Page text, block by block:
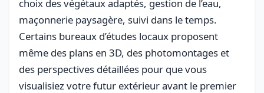
choix des végétaux adaptés, gestion de l’eau,
maçonnerie paysagère, suivi dans le temps.
Certains bureaux d’études locaux proposent
même des plans en 3D, des photomontages et
des perspectives détaillées pour que vous
visualisiez votre futur extérieur avant le premier